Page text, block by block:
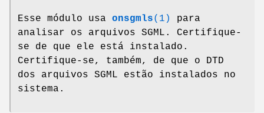
Esse módulo usa onsgmls(1)
para
analisar os arquivos SGML. Certifique-
se de que ele está instalado.
Certifique-se, também, de que o DTD
dos arquivos SGML estão instalados no
sistema.